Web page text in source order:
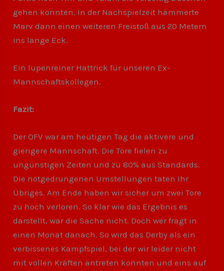
gehen konnten. In der Nachspielzeit hämmerte
Marv dann einen weiteren Freistoß aus 20 Metern
ins lange Eck.
Ein lupenreiner Hattrick für unseren Ex-
Mannschaftskollegen.
Fazit:
Der OFV war am heutigen Tag die aktivere und
gierigere Mannschaft. Die Tore fielen zu
ungünstigen Zeiten und zu 80% aus Standards.
Die notgedrungenen Umstellungen taten Ihr
Übriges. Am Ende haben wir sicher um zwei Tore
zu hoch verloren. So klar wie das Ergebnis es
darstellt, war die Sache nicht. Doch wer fragt in
einen Monat danach. So wird das Derby als ein
verbissenes Kampfspiel, bei der wir leider nicht
mit vollen Kräften antreten konnten und eins auf